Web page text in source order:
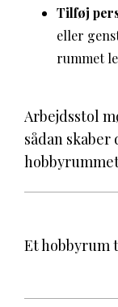
Tilføj
eller
rummet
Arbejdsstol
sådan
Et hobbyrum